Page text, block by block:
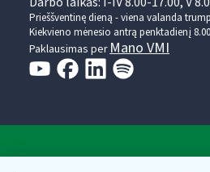
Prieššventinę dieną - viena valanda
Kiekvieno mėnesio antrą penktadienį
Paklausimas per Mano VMI